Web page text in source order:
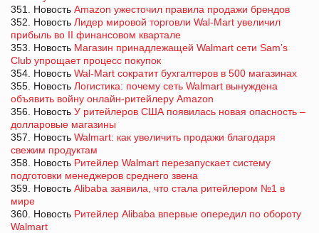
351. Новость Amazon ужесточил правила продажи брендов
352. Новость Лидер мировой торговли Wal-Mart увеличил
прибыль во II финансовом квартале
353. Новость Магазин принадлежащей Walmart cети Sam’s
Club упрощает процесс покупок
354. Новость Wal-Mart сократит бухгалтеров в 500 магазинах
355. Новость Логистика: почему сеть Walmart вынуждена
объявить войну онлайн-ритейлеру Amazon
356. Новость У ритейлеров США появилась новая опасность –
долларовые магазины
357. Новость Walmart: как увеличить продажи благодаря
свежим продуктам
358. Новость Ритейлер Walmart перезапускает систему
подготовки менеджеров среднего звена
359. Новость Alibaba заявила, что стала ритейлером №1 в
мире
360. Новость Ритейлер Alibaba впервые опередил по обороту
Walmart